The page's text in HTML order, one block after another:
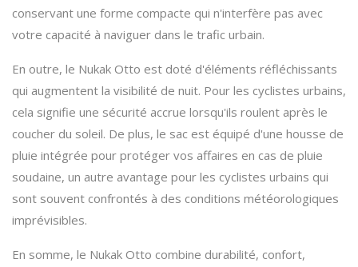
conservant une forme compacte qui n'interfère pas avec
votre capacité à naviguer dans le trafic urbain.
En outre, le Nukak Otto est doté d'éléments réfléchissants
qui augmentent la visibilité de nuit. Pour les cyclistes urbains,
cela signifie une sécurité accrue lorsqu'ils roulent après le
coucher du soleil. De plus, le sac est équipé d'une housse de
pluie intégrée pour protéger vos affaires en cas de pluie
soudaine, un autre avantage pour les cyclistes urbains qui
sont souvent confrontés à des conditions météorologiques
imprévisibles.
En somme, le Nukak Otto combine durabilité, confort,